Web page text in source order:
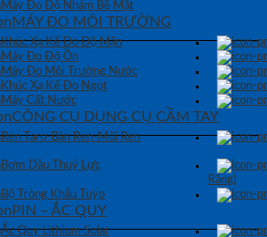
Máy Đo Độ Nhám Bề Mặt
MÁY ĐO MÔI TRƯỜNG
Khúc Xạ Kế Đo Độ Mặn
Máy Đo Độ Ồn
Máy Đo Môi Trường Nước
Khúc Xạ Kế Đo Ngọt
Máy Cất Nước
CÔNG CỤ DỤNG CỤ CẦM TAY
Ren Taro-Bàn Ren-Mũi Ren
Bơm Dầu Thuỷ Lực
Răng)
Bộ Tròng Khẩu Tuýp
PIN – ẮC QUY
Ắc Quy Lithium Solar